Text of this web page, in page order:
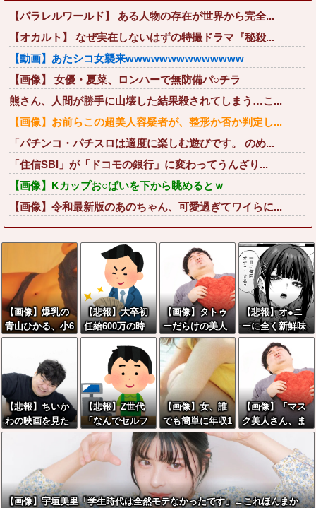
【パラレルワールド】 ある人物の存在が世界から完全...
【オカルト】 なぜ実在しないはずの特撮ドラマ『秘殺...
【動画】あたシコ女襲来wwwwwwwwwwwwww
【画像】 女優・夏菜、ロンハーで無防備パ○チラ
熊さん、人間が勝手に山壊した結果殺されてしまう…こ...
【画像】お前らこの超美人容疑者が、整形か否か判定し...
「パチンコ・パチスロは適度に楽しむ遊びです。 のめ...
「住信SBI」が「ドコモの銀行」に変わってうんざり...
【画像】Kカップお○ぱいを下から眺めるとｗ
【画像】令和最新版のあのちゃん、可愛過ぎてワイらに...
【画像】爆乳の
青山ひかる、小6
の時のボディが
【悲報】大卒初
任給600万の時
代へwwwwwww
wwwwwwwww
【画像】タトゥ
ーだらけの美人
海鮮料理人、現
る！！←コレは
セクシー過ぎて
ワイらにブッ刺
さりまくりw w
w w w w w w w
【悲報】オ●ニ
ーに全く新鮮味
がなくなってき
た奴ｗｗｗｗｗ
ｗｗｗｗｗ
【悲報】ちいか
わの映画を見た
イラン人が激怒
容じゃない｡悪影
響は計り知れな
い｣←これw w w
w w w w w w
【悲報】Z世代
「なんでセルフ
レジなのに自分
で商品通さない
といけないん
【画像】女、誰
でも簡単に年収1
000万円が達成
可能だったwww
wwww
【画像】「マス
ク美人さん、ま
た我々を欺く」
←海外でも流行
りだした結果が
こちらw w w w
w w w
【画像】宇垣美里「学生時代は全然モテなかったです」←これほんまか